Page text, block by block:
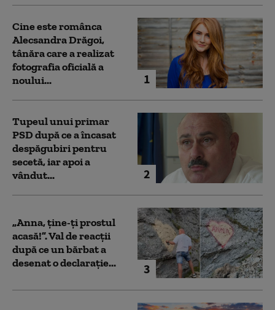
1
Cine este românca
Alecsandra Drăgoi,
tânăra care a realizat
fotografia oficială a
noului...
2
Tupeul unui primar
PSD după ce a încasat
despăgubiri pentru
secetă, iar apoi a
vândut...
3
„Anna, ţine-ţi prostul
acasă!”. Val de reacții
după ce un bărbat a
desenat o declarație...